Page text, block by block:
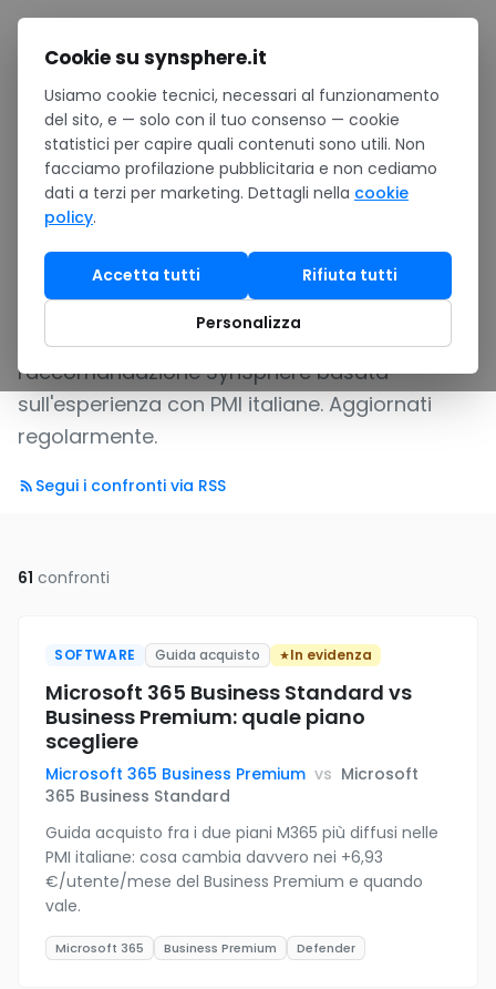
Salta al contenuto
Home / Confronti
Confronti prodotto
consapevolmente fra prodotti Microsoft e
alternative di mercato. Ogni confronto riporta
criteri tabellati, scenari decisionali e
raccomandazione SynSphere basata
sull'esperienza con PMI italiane. Aggiornati
regolarmente.
Segui i confronti via RSS
61 confronti
SOFTWARE Guida acquisto In evidenza
Microsoft 365 Business Standard vs
Business Premium: quale piano
scegliere
Microsoft 365 Business Premium vs Microsoft
365 Business Standard
Guida acquisto fra i due piani M365 più diffusi nelle
PMI italiane: cosa cambia davvero nei +6,93
€/utente/mese del Business Premium e quando
vale.
Microsoft 365 Business Premium Defender
Cookie su synsphere.it
Usiamo cookie tecnici, necessari al funzionamento
del sito, e — solo con il tuo consenso — cookie
statistici per capire quali contenuti sono utili. Non
facciamo profilazione pubblicitaria e non cediamo
dati a terzi per marketing. Dettagli nella cookie
policy.
Accetta tutti Rifiuta tutti
Personalizza